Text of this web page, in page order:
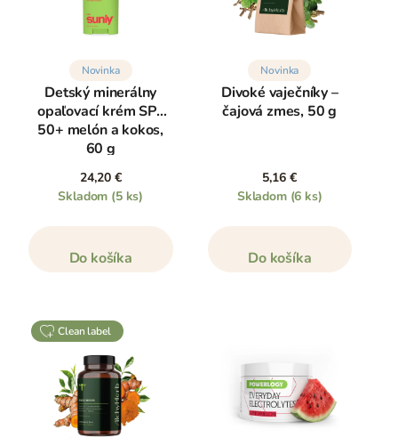
Novinka
Detský minerálny
opaľovací krém SPF
50+ melón a kokos,
60 g
24,20 €
Skladom (5 ks)
Do košíka
Novinka
Divoké vaječníky –
čajová zmes, 50 g
5,16 €
Skladom (6 ks)
Do košíka
clean label